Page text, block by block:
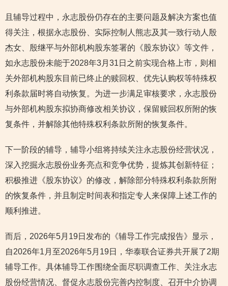
且辅导过程中，永志股份仍存在的主要问题及解决方案也值
得关注，根据永志股份、实际控制人熊志及其一致行动人殷
杰女、殷继平与外部机构股东签署的《股东协议》等文件，
如永志股份未能于2028年3月31日之前实现合格上市，则相
关外部机构股东目前已终止的赎回权、优先认购权等特殊权
利条款届时将自动恢复。为进一步满足审核要求，永志股份
与外部机构股东拟协商修改相关协议，保留赎回权所附的恢
复条件，并解除其他特殊权利条款所附的恢复条件。
下一阶段的辅导，辅导小组将持续关注永志股份经营状况，
深入挖掘永志股份业务亮点和竞争优势，提炼其创新特征；
积极推进《股东协议》的修改，解除部分特殊权利条款所附
的恢复条件，并且制定时间表和指定专人来保障上述工作的
顺利推进。
而后，2026年5月19日发布的《辅导工作完成报告》显示，
自2026年1月至2026年5月19日，华泰联合证券共开展了2期
辅导工作。具体辅导工作围绕全面尽职调查工作、关注永志
股份经营情况、督促永志股份完善内控制度、召开中介协调